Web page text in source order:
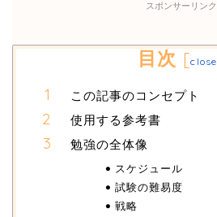
スポンサーリンク
目次 [close
この記事のコンセプト
使用する参考書
勉強の全体像
スケジュール
試験の難易度
戦略